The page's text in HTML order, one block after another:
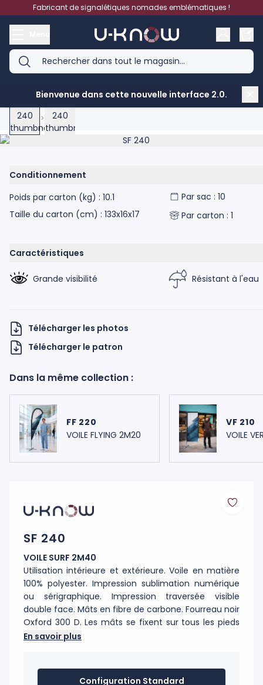
Aller au contenuFabricant de signalétiques nomades emblématiques !
UKNOW
Bienvenue dans cette nouvelle interface 2.0.
Accueil > SF 240
Product image gallery - scroll to see more images
Conditionnement
Poids par carton (kg) : 10.1
Taille du carton (cm) : 133x16x17
Par sac : 10
Par carton : 1
Caractéristiques
Grande visibilité Résistant à l'eau
Télécharger les photos
Télécharger le patron
Dans la même collection :
FF 220
VOILE FLYING 2M20
VF 210
VOILE
SF 240
VOILE SURF 2M40
Utilisation intérieure et extérieure. Voile en matière
100% polyester. Impression sublimation numérique
ou sérigraphique. Impression traversée visible
double face. Mâts en fibre de carbone. Fourreau noir
Oxford 300 D. Les mâts se fixent sur tous les pieds
de la même manière. Axe de rotation 360°. Les
En savoir plus
Configuration Standard